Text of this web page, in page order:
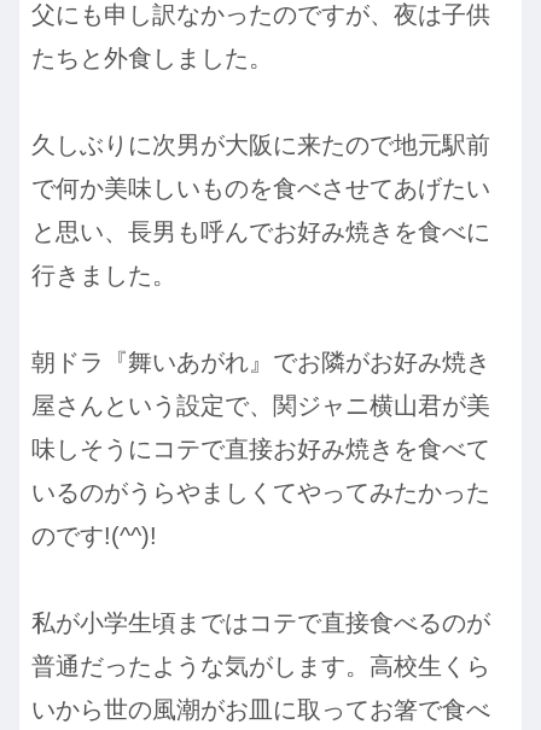
父にも申し訳なかったのですが、夜は子供
たちと外食しました。
久しぶりに次男が大阪に来たので地元駅前
で何か美味しいものを食べさせてあげたい
と思い、長男も呼んでお好み焼きを食べに
行きました。
朝ドラ『舞いあがれ』でお隣がお好み焼き
屋さんという設定で、関ジャニ横山君が美
味しそうにコテで直接お好み焼きを食べて
いるのがうらやましくてやってみたかった
のです!(^^)!
私が小学生頃まではコテで直接食べるのが
普通だったような気がします。高校生くら
いから世の風潮がお皿に取ってお箸で食べ